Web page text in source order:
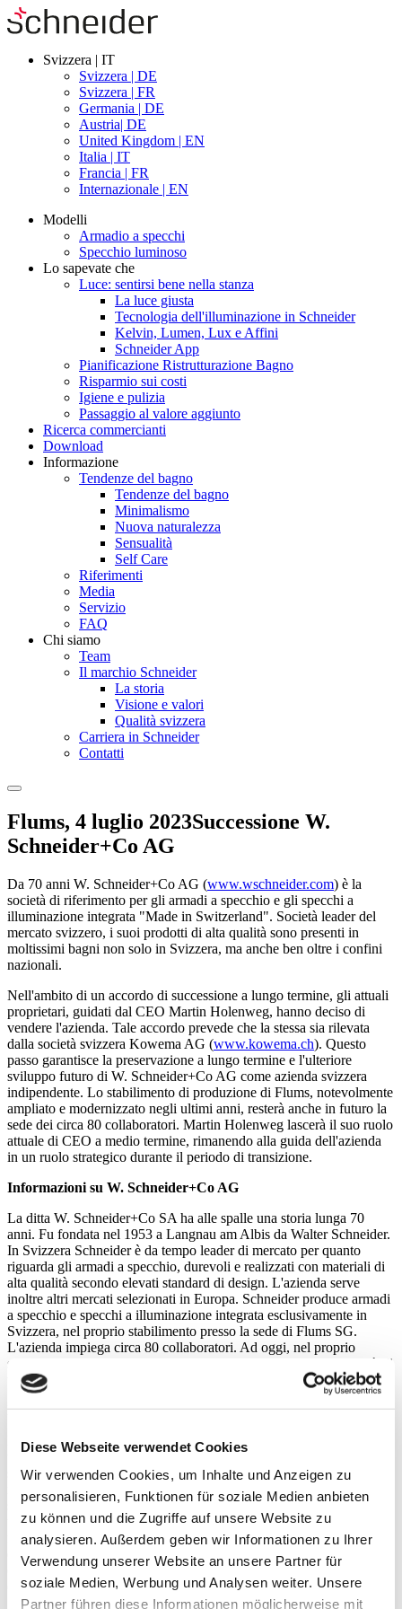
Diese Webseite verwendet Cookies
Wir verwenden Cookies, um Inhalte und Anzeigen zu
personalisieren, Funktionen für soziale Medien anbieten
zu können und die Zugriffe auf unsere Website zu
analysieren. Außerdem geben wir Informationen zu Ihrer
Verwendung unserer Website an unsere Partner für
soziale Medien, Werbung und Analysen weiter. Unsere
Partner führen diese Informationen möglicherweise mit
Svizzera | IT
Svizzera | DE
Svizzera | FR
Germania | DE
Austria| DE
United Kingdom | EN
Italia | IT
Francia | FR
Internazionale | EN
Modelli
Armadio a specchi
Specchio luminoso
Lo sapevate che
Luce: sentirsi bene nella stanza
La luce giusta
Tecnologia dell'illuminazione in Schneider
Kelvin, Lumen, Lux e Affini
Schneider App
Pianificazione Ristrutturazione Bagno
Risparmio sui costi
Igiene e pulizia
Passaggio al valore aggiunto
Ricerca commercianti
Download
Informazione
Tendenze del bagno
Tendenze del bagno
Minimalismo
Nuova naturalezza
Sensualità
Self Care
Riferimenti
Media
Servizio
FAQ
Chi siamo
Team
Il marchio Schneider
La storia
Visione e valori
Qualità svizzera
Carriera in Schneider
Contatti
Flums, 4 luglio 2023Successione W.
Schneider+Co AG
Da 70 anni W. Schneider+Co AG (www.wschneider.com) è la
società di riferimento per gli armadi a specchio e gli specchi a
illuminazione integrata "Made in Switzerland". Società leader del
mercato svizzero, i suoi prodotti di alta qualità sono presenti in
moltissimi bagni non solo in Svizzera, ma anche ben oltre i confini
nazionali.
Nell'ambito di un accordo di successione a lungo termine, gli attuali
proprietari, guidati dal CEO Martin Holenweg, hanno deciso di
vendere l'azienda. Tale accordo prevede che la stessa sia rilevata
dalla società svizzera Kowema AG (www.kowema.ch). Questo
passo garantisce la preservazione a lungo termine e l'ulteriore
sviluppo futuro di W. Schneider+Co AG come azienda svizzera
indipendente. Lo stabilimento di produzione di Flums, notevolmente
ampliato e modernizzato negli ultimi anni, resterà anche in futuro la
sede dei circa 80 collaboratori. Martin Holenweg lascerà il suo ruolo
attuale di CEO a medio termine, rimanendo alla guida dell'azienda
in un ruolo strategico durante il periodo di transizione.
Informazioni su W. Schneider+Co AG
La ditta W. Schneider+Co SA ha alle spalle una storia lunga 70
anni. Fu fondata nel 1953 a Langnau am Albis da Walter Schneider.
In Svizzera Schneider è da tempo leader di mercato per quanto
riguarda gli armadi a specchio, durevoli e realizzati con materiali di
alta qualità secondo elevati standard di design. L'azienda serve
inoltre altri mercati selezionati in Europa. Schneider produce armadi
a specchio e specchi a illuminazione integrata esclusivamente in
Svizzera, nel proprio stabilimento presso la sede di Flums SG.
L'azienda impiega circa 80 collaboratori. Ad oggi, nel proprio
stabilimento in Svizzera, la Schneider ha progettato e prodotto più di
tre milioni di armadi a specchio.
Informazioni su Kowema AG
La nuova proprietaria Kowema AG riunisce sotto un'unica gestione
una rete di diverse PMI svizzere, rilevate nell'ambito di soluzioni
successorie e che continueranno a essere gestite in modo sostenibile
nell'interesse dei venditori. Le sette società svizzere esistenti
sviluppano, producono e distribuiscono prodotti e servizi
tecnologicamente avanzati nelle loro sedi in Svizzera e all'estero. A
fondare e a detenere Kowema AG come società madre sono 26
diverse casse pensioni di aziende svizzere di successo e fondazioni
collettive per PMI. Il gruppo impiega attualmente circa 2000
collaboratori.